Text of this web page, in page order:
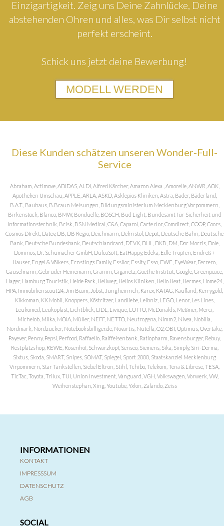
Einzigartigkeit. Zeig uns Deine Zahnlücke, Deine
abstehenden Ohren und alles, was Dir selbst nicht
perfekt erscheint.
Schick uns jetzt deine Bewerbung!
MODELL WERDEN
Diese Kunden schätzen unseren Wonder-Full-
Service
Abraham, Actimove, ADIDAS, ALDI, Alfred Kärcher, Amazon Alexa , Amorelie, ANWR, AOK,
Apotheken Umschau, APPLE, ARLA, ASKD, Asklepios Kliniken, Astra, Bader, Bäderland,
B.A.T., Bauhaus, B.Braun Melsungen, Bildungsministerium Mecklenburg Vorpommern,
Birkenstock, Blanco, BMW, Bonduelle, BOSCH, Bud Light, Bundesamt für Sicherheit und
Informationstechnik, Brisk, BSN Medical, C&A, Caparol, Carte d or, Comdirect, COOP, Coors,
Cosmos DIrekt, Datev, DB, DB Regio, Deichmann, Dekristol, Depot, Deutsche Bahn, Deutsche
Bank, Deutsche Bundesbank, Deutschlandcard, DEVK, DHL, DKB, DM, Doc Morris, Dole,
Dominos, Dr. Schumacher GmbH, DulcoSoft, EatHappy, Edeka, Edle Tropfen, Endreß +
Hauser, Engel & Völkers, Ernstings Family, Essilor, Essity, Esso, EWE, EyeWear, Ferrero,
Gauselmann, Gebrüder Heinemann, Granini, Giganetz, Goethe Institut, Google, Greenpeace,
Hager, Hamburg Touristik, Heide Park, Hellweg, Helios Kliniken, Hello Heat, Hermes, Home24,
HPA, Immobilienscout24, Jim Beam, Jobst, Jungheinrich, Karex, KATAG, Kaufland, Kerrygold,
Kikkoman, KK Mobil, Knoppers, Köstritzer, Landliebe, Leibniz, LEGO, Lenor, Les Lines,
Leukomed, Leukoplast, Lichtblick, LIDL, Livique, LOTTO, McDonalds, Meßmer, Merci,
Michelob, Milka, MOIA, Müller, NEFF, NETTO, Neutrogena, Nimm2, Nivea, Nobilia,
Nordmark, Nordzucker, Notebooksbilliger.de, Novartis, Nutella, O2, OBI, Optimus, Overtake,
Payever, Penny, Pepsi, Perfood, Raffaello, Raiffeisenbank, Ratiopharm, Ravensburger, Rebuy,
Restplatzshop, REWE, Rosenhof, Schwarzkopf, Senseo, Siemens, Sika, Simply, Siri-Derma,
Sixtus, Skoda, SMART, Snipes, SOMAT, Spiegel, Sport 2000, Staatskanzlei Mecklenburg
Virpommern, Star Tankstellen, Siebel Eltron, Stihl, Tchibo, Telekom, Tena & Librese, TESA,
TicTac, Toyota, Trilux, TUI, Union Investment, Vanguard, VGH, Volkswagen, Vorwerk, VW,
Weihenstephan, Xing, Youtube, Yxlon, Zalando, Zeiss
INFORMATIONEN
KONTAKT
IMPRESSSUM
DATENSCHUTZ
AGB
SOCIAL